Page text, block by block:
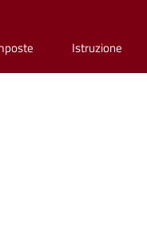
Istruzione